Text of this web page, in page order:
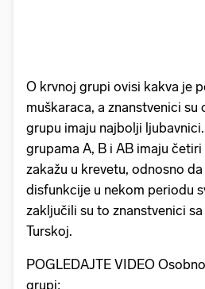
O krvnoj grupi ovisi kakva je
muškaraca, a znanstvenici
grupu imaju najbolji
grupama A, B i AB imaju
zakažu u krevetu, odnosno
disfunkcije u nekom periodu
zaključili su to znanstvenici
Turskoj.
POGLEDAJTE VIDEO
grupi: